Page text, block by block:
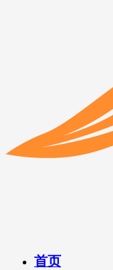
首页